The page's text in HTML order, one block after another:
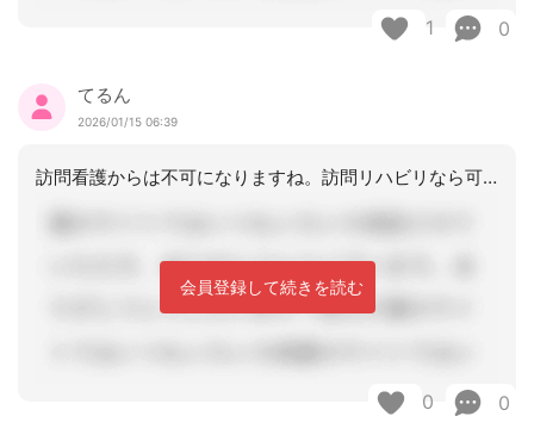
1 0
てるん
2026/01/15 06:39
訪問看護からは不可になりますね。訪問リハビリなら可能でも、オーバーしそうですね。
会員登録して続きを読む
0 0